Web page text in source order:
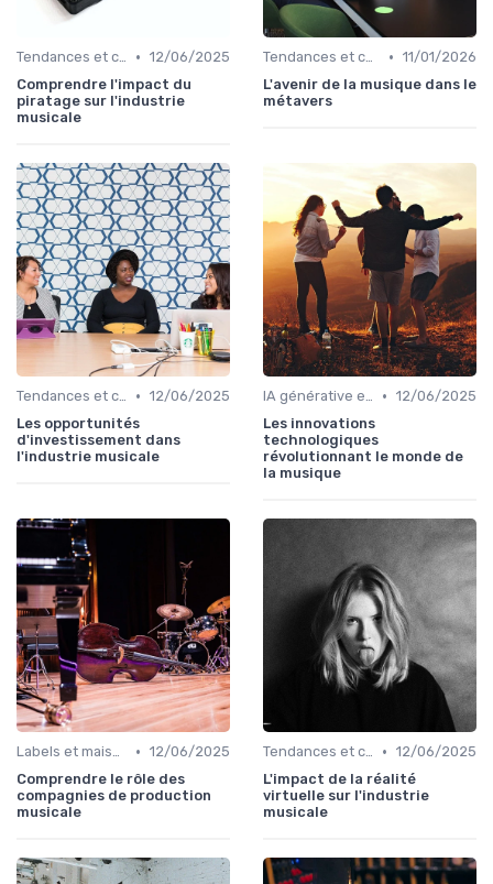
Tendances et chiffres du marché • 12/06/2025
Comprendre l'impact du
piratage sur l'industrie
musicale
Tendances et chiffres du marché • 11/01/2026
L'avenir de la musique dans le
métavers
Tendances et chiffres du marché • 12/06/2025
Les opportunités
d'investissement dans
l'industrie musicale
IA générative et musique • 12/06/2025
Les innovations
technologiques
révolutionnant le monde de
la musique
Labels et maisons de disques • 12/06/2025
Comprendre le rôle des
compagnies de production
musicale
Tendances et chiffres du marché • 12/06/2025
L'impact de la réalité
virtuelle sur l'industrie
musicale